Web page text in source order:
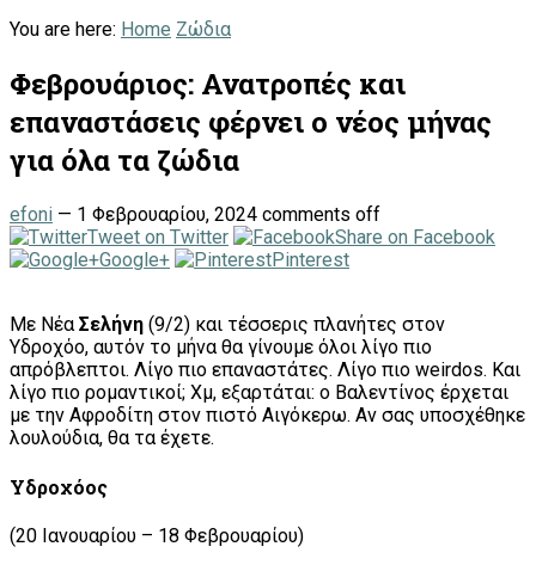
You are here: Home Ζώδια
Φεβρουάριος: Ανατροπές και
επαναστάσεις φέρνει ο νέος μήνας
για όλα τα ζώδια
efoni — 1 Φεβρουαρίου, 2024 comments off
Tweet on Twitter
Share on Facebook
Google+
Pinterest
Με Νέα Σελήνη (9/2) και τέσσερις πλανήτες στον
Υδροχόο, αυτόν το μήνα θα γίνουμε όλοι λίγο πιο
απρόβλεπτοι. Λίγο πιο επαναστάτες. Λίγο πιο weirdos. Και
λίγο πιο ρομαντικοί; Χμ, εξαρτάται: ο Βαλεντίνος έρχεται
με την Αφροδίτη στον πιστό Αιγόκερω. Αν σας υποσχέθηκε
λουλούδια, θα τα έχετε.
Υδροχόος
(20 Ιανουαρίου – 18 Φεβρουαρίου)